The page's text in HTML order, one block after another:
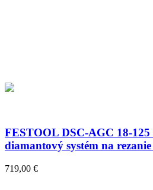
FESTOOL DSC-AGC 18-
diamantový systém na
719,00 €